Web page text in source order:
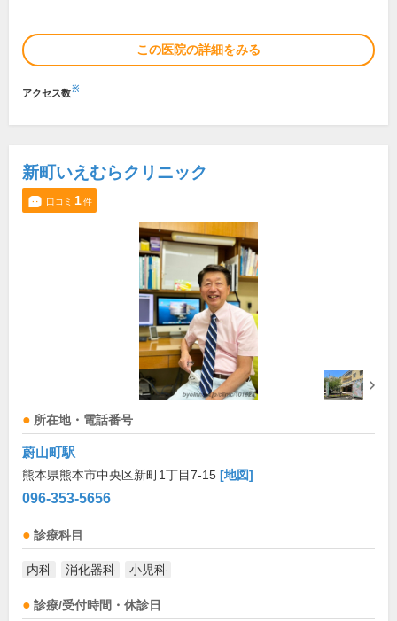
この医院の詳細をみる
アクセス数※
新町いえむらクリニック
口コミ 1件
所在地・電話番号
蔚山町駅
熊本県熊本市中央区新町1丁目7-15 [地図]
096-353-5656
診療科目
内科 消化器科 小児科
診療/受付時間・休診日